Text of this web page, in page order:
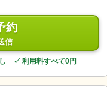
約
信
✓ 利用料すべて0円